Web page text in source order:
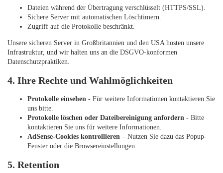
Dateien während der Übertragung verschlüsselt (HTTPS/SSL).
Sichere Server mit automatischen Löschtimern.
Zugriff auf die Protokolle beschränkt.
Unsere sicheren Server in Großbritannien und den USA hosten unsere
Infrastruktur, und wir halten uns an die DSGVO-konformen
Datenschutzpraktiken.
4. Ihre Rechte und Wahlmöglichkeiten
Protokolle einsehen - Für weitere Informationen kontaktieren Sie
uns bitte.
Protokolle löschen oder Dateibereinigung anfordern - Bitte
kontaktieren Sie uns für weitere Informationen.
AdSense-Cookies kontrollieren – Nutzen Sie dazu das Popup-
Fenster oder die Browsereinstellungen.
5. Retention